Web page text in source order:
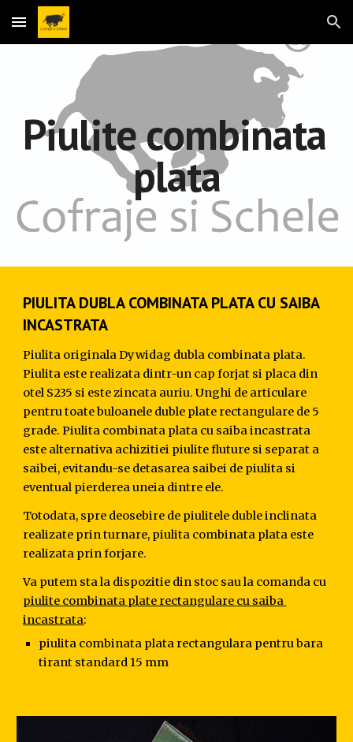
Skip to main content Skip to navigation
Piulite combinata
plata
PIULITA DUBLA COMBINATA PLATA CU SAIBA
INCASTRATA
Piulita originala Dywidag dubla combinata plata.
Piulita este realizata dintr-un cap forjat si placa din
otel S235 si este zincata auriu. Unghi de articulare
pentru toate buloanele duble plate rectangulare de 5
grade. Piulita combinata plata cu saiba incastrata
este alternativa achizitiei piulite fluture si separat a
saibei, evitandu-se detasarea saibei de piulita si
eventual pierderea uneia dintre ele.
Totodata, spre deosebire de piulitele duble inclinata
realizate prin turnare, piulita combinata plata este
realizata prin forjare.
piulite combinata plate rectangulare cu saiba
incastrata:
piulita combinata plata rectangulara pentru bara
tirant standard 15 mm